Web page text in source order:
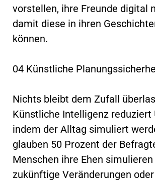
vorstellen, ihre Freunde digital
damit diese in ihren
können.
04 Künstliche
Nichts bleibt dem Zufall
Künstliche Intelligenz reduziert
indem der Alltag simuliert
glauben 50 Prozent der
Menschen ihre Ehen
zukünftige Veränderungen oder